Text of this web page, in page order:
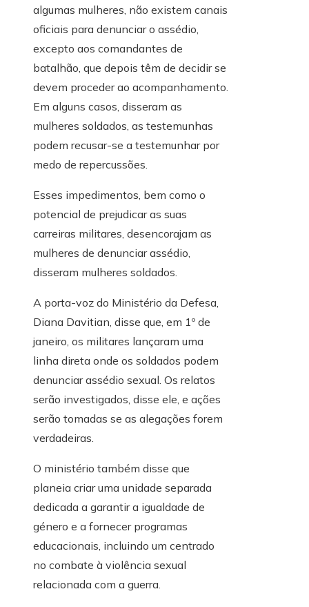
algumas mulheres, não existem canais
oficiais para denunciar o assédio,
excepto aos comandantes de
batalhão, que depois têm de decidir se
devem proceder ao acompanhamento.
Em alguns casos, disseram as
mulheres soldados, as testemunhas
podem recusar-se a testemunhar por
medo de repercussões.
Esses impedimentos, bem como o
potencial de prejudicar as suas
carreiras militares, desencorajam as
mulheres de denunciar assédio,
disseram mulheres soldados.
A porta-voz do Ministério da Defesa,
Diana Davitian, disse que, em 1º de
janeiro, os militares lançaram uma
linha direta onde os soldados podem
denunciar assédio sexual. Os relatos
serão investigados, disse ele, e ações
serão tomadas se as alegações forem
verdadeiras.
O ministério também disse que
planeia criar uma unidade separada
dedicada a garantir a igualdade de
género e a fornecer programas
educacionais, incluindo um centrado
no combate à violência sexual
relacionada com a guerra.